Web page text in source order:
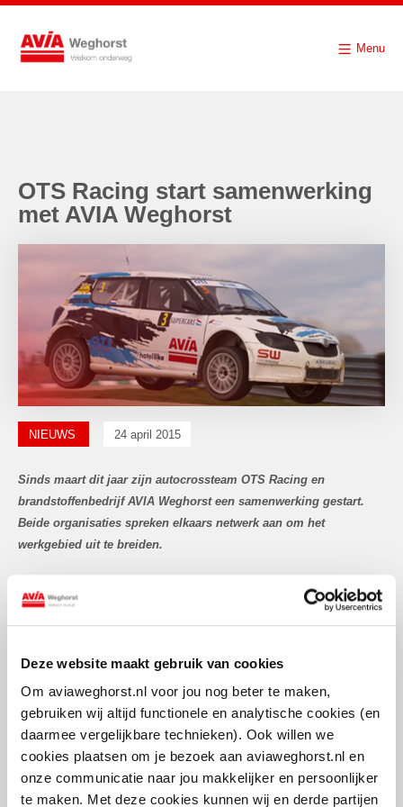
Deze website maakt gebruik van cookies
Om aviaweghorst.nl voor jou nog beter te maken,
gebruiken wij altijd functionele en analytische cookies (en
daarmee vergelijkbare technieken). Ook willen we
cookies plaatsen om je bezoek aan aviaweghorst.nl en
onze communicatie naar jou makkelijker en persoonlijker
te maken. Met deze cookies kunnen wij en derde partijen
Menu
OTS Racing start samenwerking
met AVIA Weghorst
NIEUWS 24 april 2015
Sinds maart dit jaar zijn autocrossteam OTS Racing en
brandstoffenbedrijf AVIA Weghorst een samenwerking gestart.
Beide organisaties spreken elkaars netwerk aan om het
werkgebied uit te breiden.
AVIA levert smeermiddelen en brandstoffen voor zowel het
metaalbewerkingsbedrijf als de race afdeling. ‘Wij zijn altijd op zoek
naar de beste brandstof voor een geschikte prijs. Zeker voor onze
voor AVIA Weghorst was snel gemaakt’, aldus Marcel Ottink van OTS
Racing.
Vanaf deze maand reist het AVIA logo overal met de racewagen van
OTS Racing mee.